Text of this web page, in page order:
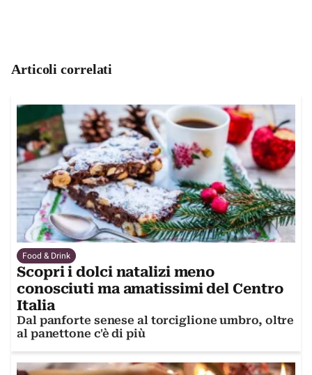
Articoli correlati
Food & Drink
Scopri i dolci natalizi meno
conosciuti ma amatissimi del Centro
Italia
Dal panforte senese al torciglione umbro, oltre
al panettone c'è di più